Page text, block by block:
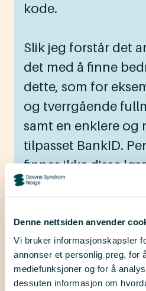
Denne nettsiden anvender
Vi bruker informasjonskapsler
annonser et personlig preg, for
mediefunksjoner og for å
dessuten informasjon om
kode.
Slik jeg forstår det
det med å finne
dette, som for
og tverrgående
samt en enklere og
tilpasset BankID.
finnes ikke disse
betyr at mennesker
utestengt fra det
og tjenester som er
betydning i deres
gjøre dette mer